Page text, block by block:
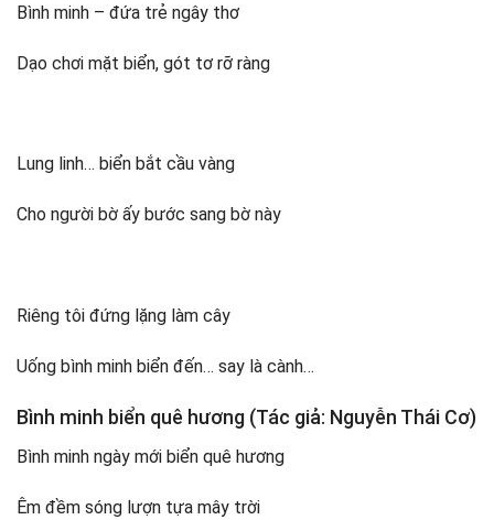
Bình minh – đứa trẻ ngây thơ
Dạo chơi mặt biển, gót tơ rỡ ràng
Lung linh… biển bắt cầu vàng
Cho người bờ ấy bước sang bờ này
Riêng tôi đứng lặng làm cây
Uống bình minh biển đến… say là cành…
Bình minh biển quê hương (Tác giả: Nguyễn Thái Cơ)
Bình minh ngày mới biển quê hương
Êm đềm sóng lượn tựa mây trời